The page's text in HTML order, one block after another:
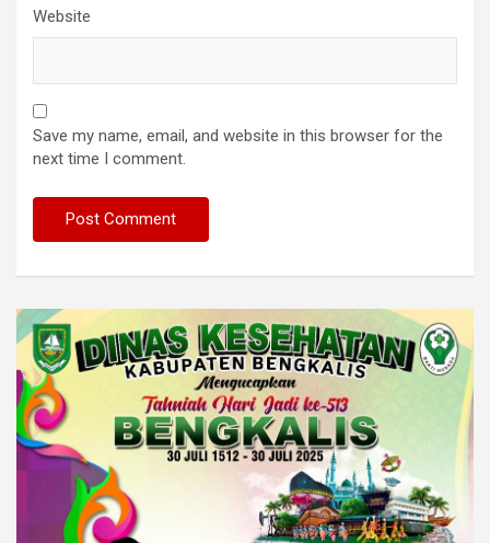
Website
Save my name, email, and website in this browser for the
next time I comment.